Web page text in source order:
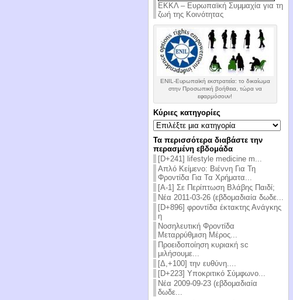
ΕΚΚΛ – Ευρωπαϊκή Συμμαχία για τη
ζωή της Κοινότητας
ENIL-Ευρωπαϊκή εκστρατεία: το δικαίωμα
στην Προσωπική βοήθεια, τώρα να
εφαρμόσουν!
Κύριες κατηγορίες
Κύριες
κατηγορίες
Τα περισσότερα διαβάστε την
περασμένη εβδομάδα
[D+241] lifestyle medicine m...
Απλό Κείμενο: Βιέννη Για Τη
Φροντίδα Για Τα Χρήματα...
[Α-1] Σε Περίπτωση Βλάβης Παιδί;
Νέα 2011-03-26 (εβδομαδιαία δωδε...
[D+896] φροντίδα έκτακτης Ανάγκης
η
Νοσηλευτική Φροντίδα
Μεταρρύθμιση Μέρος...
Προειδοποίηση κυριακή sc
μιλήσουμε...
[Δ,+100] την ευθύνη....
[D+223] Υποκριτικό Σύμφωνο...
Νέα 2009-09-23 (εβδομαδιαία
δωδε...